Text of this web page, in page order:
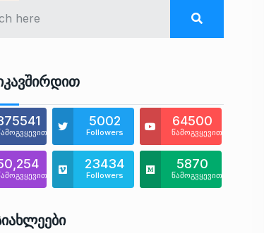
5002
Followers
64500
წამოგვყევით
23434
Followers
5870
წამოგვყევით